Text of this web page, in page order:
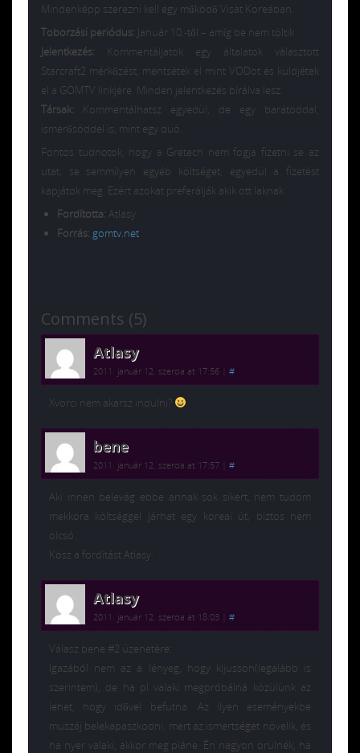
Mindenképp szerezni kell egy működő Visat Koreában.
Toborzási periódus: Január 10.-től – amíg be nem töltik
Jelentkezés: Kommentáljatok egy általatok választott
Starcraft2 mérkőzést, mentsétek el mint VODot és küldjétek
el a GOMTV linkjére. Minden jelentkezés bírálva lesz.
Társak: Kommentálhatsz egyedül, de egy barátoddal,
ismerősöddel is, mint egy duó.
Fontos tudnotok, hogy a Gretech nem fogja fizetni se az
utat, se semmilyen egyéb költséget, egyedül a fizetést
kapjátok meg. Ezért azokat preferálják akik ott laknak.
Fordította: Atlasy
Forrás: gomtv.net
Comments (5)
Atlasy
2011. január 12. szerda at 17:56 #
Xvorci nem akarsz indulni?
bene
2011. január 12. szerda at 17:57 #
Aki innen belevág ebbe annak sok sikert, nem tudom
mekkora költséggel járhat egy koreai út, biztos nem
olcsó.
Kösz a fordítást Atlasy.
Atlasy
2011. január 12. szerda at 18:03 #
Válasz bene #2 üzenetére:
Igazából nem az a lényeg, hogy kijusson(legalább is
szerintem), de ha pl valaki megpróbálná közülünk az
lehet, hogy idővel befutna. Az ilyen eseményekbe
muszáj belekapaszkodni, mert az ismertséget növelik, és
ha nyer valaki, akkor meg pláne. Én nagyon örülnék, ha